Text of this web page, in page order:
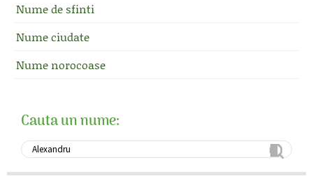
Nume de sfinti
Nume ciudate
Nume norocoase
Cauta un nume: